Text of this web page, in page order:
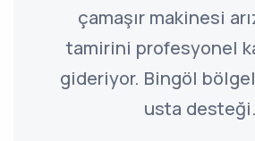
çamaşır makinesi
tamirini profesyonel
gideriyor. Bingöl
usta desteği.